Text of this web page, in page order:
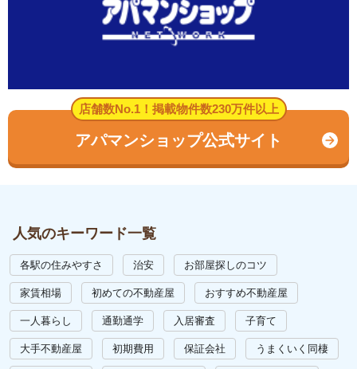
店舗数No.1！掲載物件数230万件以上
アパマンショップ公式サイト
人気のキーワード一覧
各駅の住みやすさ 治安 お部屋探しのコツ
家賃相場 初めての不動産屋 おすすめ不動産屋
一人暮らし 通勤通学 入居審査 子育て
大手不動産屋 初期費用 保証会社 うまくいく同棲